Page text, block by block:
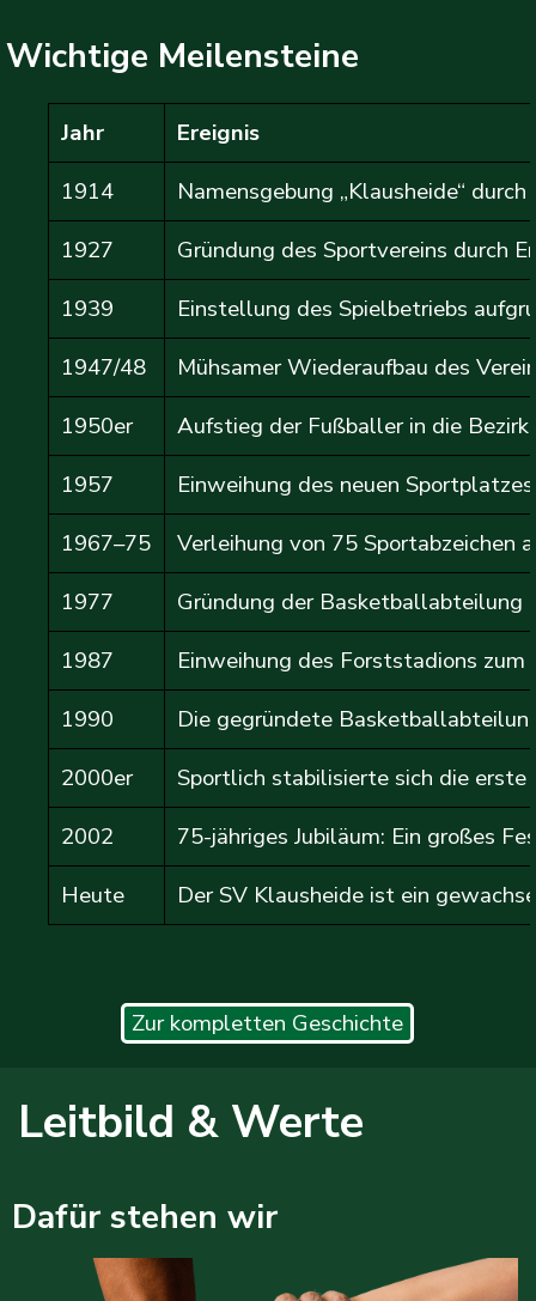
Wichtige Meilensteine
Jahr
Ereignis
1914
Namensgebung „Klausheide“
1927
Gründung des Sportvereins durch
1939
Einstellung des Spielbetriebs
1947/48
Mühsamer Wiederaufbau des
1950er
Aufstieg der Fußballer in die
1957
Einweihung des neuen
1967–75
Verleihung von 75 Sportabzeichen
1977
Gründung der Basketballabteilung
1987
Einweihung des Forststadions zum
1990
Die gegründete
2000er
Sportlich stabilisierte sich die
2002
75-jähriges Jubiläum: Ein großes
Heute
Der SV Klausheide ist ein
Zur kompletten Geschichte
Leitbild & Werte
Dafür stehen wir